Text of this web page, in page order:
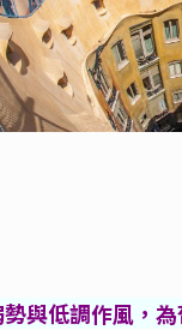
與低調作風，